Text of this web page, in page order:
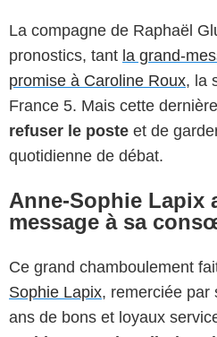
La compagne de Raphaël
pronostics, tant la grand-
promise à Caroline Roux, la
France 5. Mais cette
refuser le poste et de
quotidienne de débat.
Anne-Sophie Lapix
message à sa
Ce grand chamboulement
Sophie Lapix, remerciée par
ans de bons et loyaux